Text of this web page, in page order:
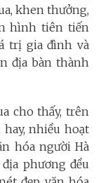
khen thưởng,
hình tiên tiến
trị gia đình và
địa bàn thành
cho thấy, trên
nhiều hoạt
hóa người Hà
phương đều